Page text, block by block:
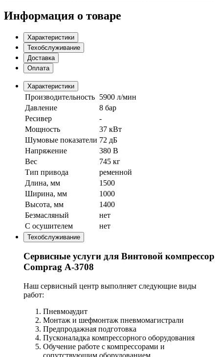
Информация о товаре
Характеристики
Техобслуживание
Доставка
Оплата
Характеристики
Производительность 5900 л/мин
Давление
8 бар
Ресивер
-
Мощность
37 кВт
Шумовые показатели 72 дБ
Напряжение
380 В
Вес
745 кг
Тип привода
ременной
Длина, мм
1500
Ширина, мм
1000
Высота, мм
1400
Безмасляный
нет
С осушителем
нет
Техобслуживание
Сервисные услуги для Винтовой компрессор
Comprag А-3708
Наш сервисный центр выполняет следующие виды
работ:
Пневмоаудит
Монтаж и шефмонтаж пневмомагистрали
Предпродажная подготовка
Пусконаладка компрессорного оборудования
Обучение работе с компрессорами и
сопутствующим оборудованием